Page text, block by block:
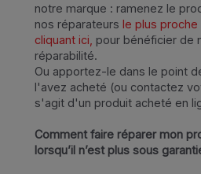
notre marque : ramenez le
nos réparateurs le plus
cliquant ici, pour bénéficier de
réparabilité.
Ou apportez-le dans le point
l'avez acheté (ou contactez
s'agit d'un produit acheté en
Comment faire réparer mon
lorsqu’il n’est plus sous